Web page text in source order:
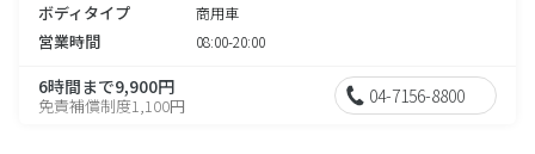
ボディタイプ 商用車
営業時間 08:00-20:00
6時間まで9,900円
免責補償制度1,100円 04-7156-8800